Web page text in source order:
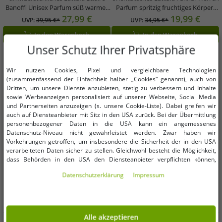
Banoffi Unisex Parfum süß warmes
Körper-Parfüm für Damen und
Herren 100ml Gold
UVP:39,95 €* 27,99 €
In den Warenkorb
Parfum spritzig fruchtiges Körper-
Parfüm Eau de Parfum 100ml
Silber/Schwarz
UVP:34,95 €* 19,99 €
In den Warenkorb
Verfügbare Größen
-36%
Verfügbare Größen
Unser Schutz Ihrer Privatsphäre
Wir nutzen Cookies, Pixel und vergleichbare Technologien
(zusammenfassend der Einfachheit halber „Cookies“ genannt), auch von
Dritten, um unsere Dienste anzubieten, stetig zu verbessern und Inhalte
sowie Werbeanzeigen personalisiert auf unserer Webseite, Social Media
und Partnerseiten anzuzeigen (s. unsere Cookie-Liste). Dabei greifen wir
auch auf Diensteanbieter mit Sitz in den USA zurück. Bei der Übermittlung
personenbezogener Daten in die USA kann ein angemessenes
Datenschutz-Niveau nicht gewährleistet werden. Zwar haben wir
Vorkehrungen getroffen, um insbesondere die Sicherheit der in den USA
verarbeiteten Daten sicher zu stellen. Gleichwohl besteht die Möglichkeit,
dass Behörden in den USA den Diensteanbieter verpflichten können,
im Einzelfall auf Basis entsprechender US-Gesetzgebung, ein wirksamer
Zugriff informiert wirst. Mit Deiner Einwilligung gem. Art. 49 Abs. 1 lit. a
DSGVO erklärst Du Dich in die Übermittlung in die USA für einverstanden
Daten­schutz­erklärung Impressum
Alle akzeptieren